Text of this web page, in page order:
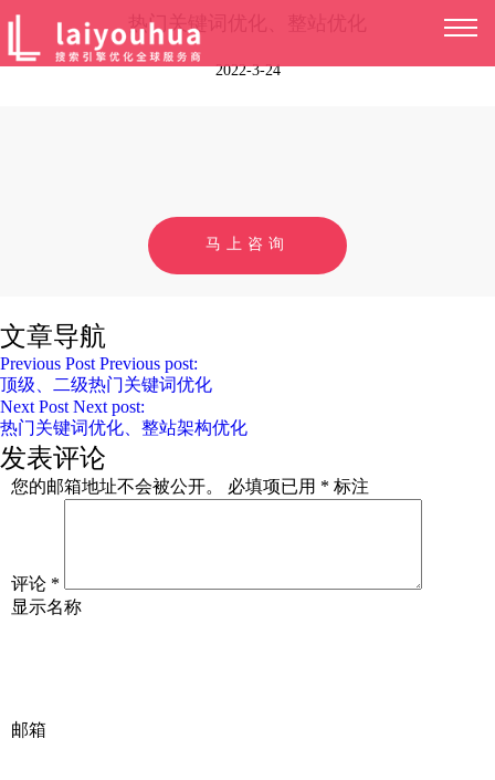
热门关键词优化、整站优化
2022-3-24
马上咨询
文章导航
Previous Post Previous post:
顶级、二级热门关键词优化
Next Post Next post:
热门关键词优化、整站架构优化
发表评论
您的邮箱地址不会被公开。 必填项已用 * 标注
评论 *
显示名称
邮箱